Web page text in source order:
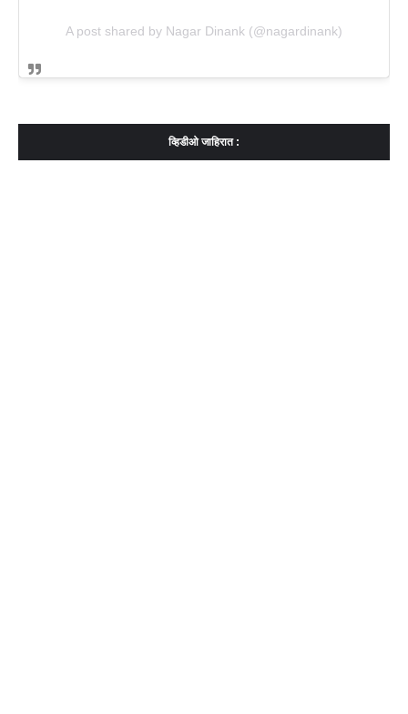
A post shared by Nagar Dinank (@nagardinank)
व्हिडीओ जाहिरात :